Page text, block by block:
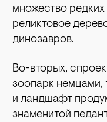
множество редких
реликтовое
динозавров.
Во-вторых,
зоопарк немцами,
и ландшафт
знаменитой